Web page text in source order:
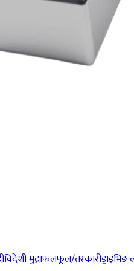
विदेशी मुद्राफलफूल/तरकारी